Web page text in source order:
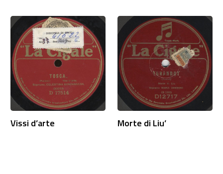
Vissi d’arte Morte di Liu’